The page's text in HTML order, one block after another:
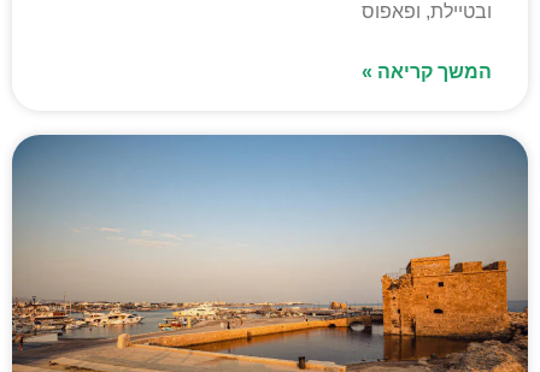
ובטיילת, ופאפוס
המשך קריאה »